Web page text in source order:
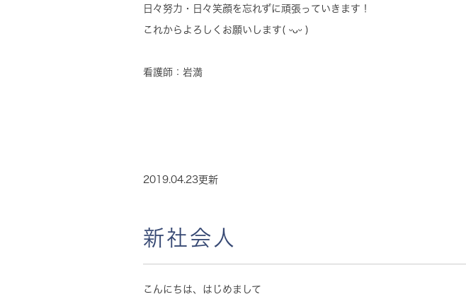
日々努力・日々笑顔を忘れずに頑張っていきます！
これからよろしくお願いします( ᵕᴗᵕ )
看護師：岩満
2019.04.23更新
新社会人
こんにちは、はじめまして